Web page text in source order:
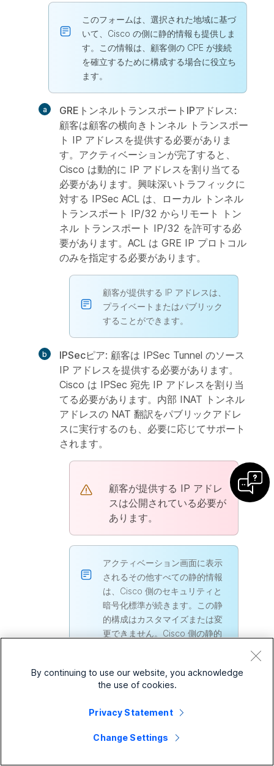
このフォームは、選択された地域に基づ
いて、Cisco の側に静的情報も提供しま
す。この情報は、顧客側の CPE が接続
を確立するために構成する場合に役立ち
ます。
GREトンネルトランスポートIPアドレス:
顧客は顧客の横向きトンネル トランスポー
ト IP アドレスを提供する必要がありま
す。アクティベーションが完了すると、
Cisco は動的に IP アドレスを割り当てる
必要があります。興味深いトラフィックに
対する IPSec ACL は、ローカル トンネル
トランスポート IP/32 からリモート トン
ネル トランスポート IP/32 を許可する必
要があります。ACL は GRE IP プロトコル
のみを指定する必要があります。
顧客が提供する IP アドレスは、
プライベートまたはパブリック
することができます。
IPSecピア: 顧客は IPSec Tunnel のソース
IP アドレスを提供する必要があります。
Cisco は IPSec 宛先 IP アドレスを割り当
てる必要があります。内部 INAT トンネル
アドレスの NAT 翻訳をパブリックアドレ
スに実行するのも、必要に応じてサポート
されます。
顧客が提供する IP アドレ
スは公開されている必要が
あります。
アクティベーション画面に表示
されるその他すべての静的情報
は、Cisco 側のセキュリティと
暗号化標準が続きます。この静
的構成はカスタマイズまたは変
更できません。Cisco 側の静的
る必要があります。
すべての必須フィールドの
[アクティブにする] ボタンをクリックします。
By continuing to use our website, you acknowledge
the use of cookies.
Privacy Statement
Change Settings